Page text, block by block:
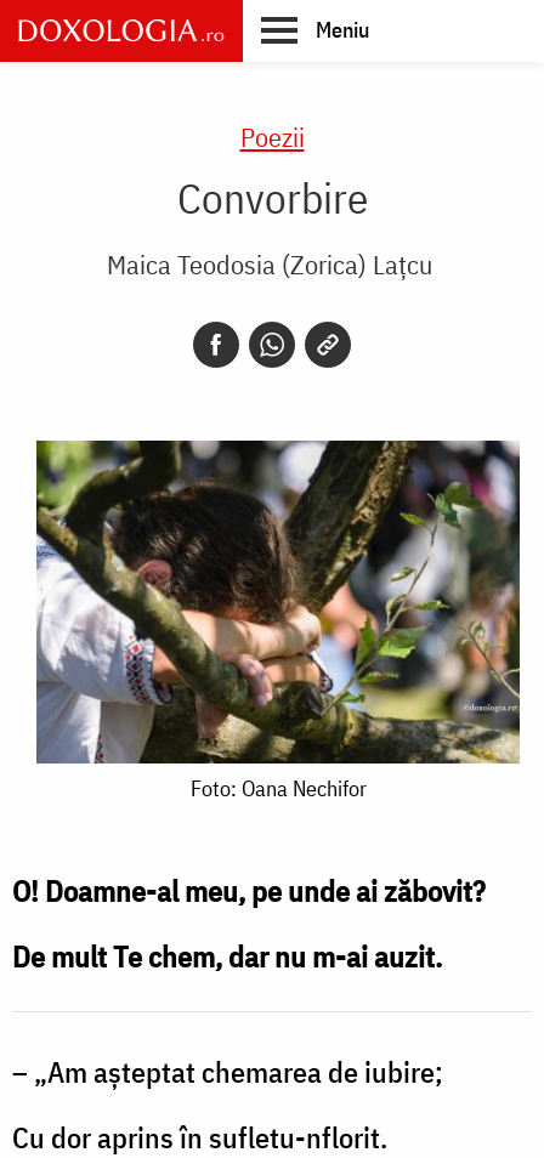
Skip
to
main
Meniu
Poezii
Convorbire
Maica Teodosia (Zorica) Lațcu
Foto: Oana Nechifor
O! Doamne-al meu, pe unde ai zăbovit?
De mult Te chem, dar nu m-ai auzit.
– „Am aşteptat chemarea de iubire;
Cu dor aprins în sufletu-nflorit.